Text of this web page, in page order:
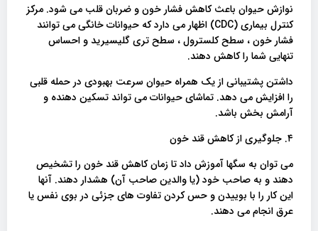
نوازش حیوان باعث کاهش فشار خون و ضربان قلب می شود. مرکز
کنترل بیماری (CDC) اظهار می دارد که حیوانات خانگی می توانند
فشار خون ، سطح کلسترول ، سطح تری گلیسیرید و احساس
تنهایی شما را کاهش دهند.
داشتن پشتیبانی از یک همراه حیوان سرعت بهبودی در حمله قلبی
را افزایش می دهد. تماشای حیوانات می تواند تسکین دهنده و
آرامش بخش باشد.
۴. جلوگیری از کاهش قند خون
می توان به سگها آموزش داد تا زمان کاهش قند خون را تشخیص
دهند و به صاحب خود (یا والدین صاحب آن) هشدار دهند. آنها
این کار را با بوییدن و حس کردن تفاوت های جزئی در بوی نفس یا
عرق انجام می دهند.